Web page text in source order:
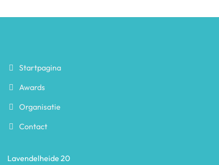
Startpagina
Awards
Organisatie
Contact
Lavendelheide 20